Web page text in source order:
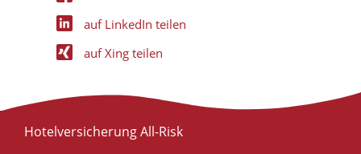
auf LinkedIn teilen
auf Xing teilen
Hotelversicherung All-Risk